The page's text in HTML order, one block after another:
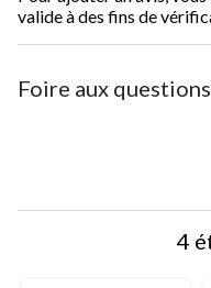
valide à des fins de
Foire aux questions
4